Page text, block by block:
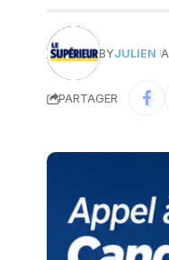
BYJULIEN
PARTAGER